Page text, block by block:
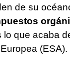
de su
lo que acaba
(ESA).